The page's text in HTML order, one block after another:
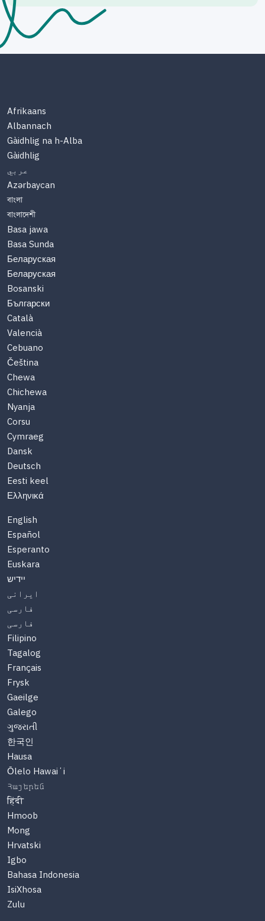
Afrikaans
Albannach
Gàidhlig na h-Alba
Gàidhlig
عربي
Azərbaycan
বাংলা
বাংলাদেশী
Basa jawa
Basa Sunda
Беларуская
Беларуская
Bosanski
Български
Català
Valencià
Cebuano
Čeština
Chewa
Chichewa
Nyanja
Corsu
Cymraeg
Dansk
Deutsch
Eesti keel
Ελληνικά
English
Español
Esperanto
Euskara
יידיש
ایرانی
فارسی
فارسی
Filipino
Tagalog
Français
Frysk
Gaeilge
Galego
ગુજરાતી
한국인
Hausa
Ōlelo Hawaiʻi
Հայերեն
हिंदी
Hmoob
Mong
Hrvatski
Igbo
Bahasa Indonesia
IsiXhosa
Zulu